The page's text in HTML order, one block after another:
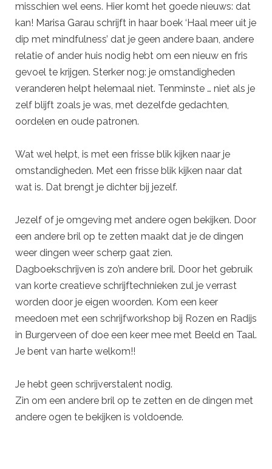
misschien wel eens. Hier komt het goede nieuws: dat
kan! Marisa Garau schrijft in haar boek ‘Haal meer uit je
dip met mindfulness’ dat je geen andere baan, andere
relatie of ander huis nodig hebt om een nieuw en fris
gevoel te krijgen. Sterker nog: je omstandigheden
veranderen helpt helemaal niet. Tenminste … niet als je
zelf blijft zoals je was, met dezelfde gedachten,
oordelen en oude patronen.
Wat wel helpt, is met een frisse blik kijken naar je
omstandigheden. Met een frisse blik kijken naar dat
wat is. Dat brengt je dichter bij jezelf.
Jezelf of je omgeving met andere ogen bekijken. Door
een andere bril op te zetten maakt dat je de dingen
weer dingen weer scherp gaat zien.
Dagboekschrijven is zo’n andere bril. Door het gebruik
van korte creatieve schrijftechnieken zul je verrast
worden door je eigen woorden. Kom een keer
meedoen met een schrijfworkshop bij Rozen en Radijs
in Burgerveen of doe een keer mee met Beeld en Taal.
Je bent van harte welkom!!
Je hebt geen schrijverstalent nodig.
Zin om een andere bril op te zetten en de dingen met
andere ogen te bekijken is voldoende.